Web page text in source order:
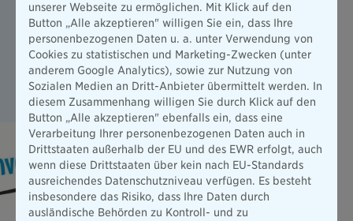
So funktioniert's mit dem AktivPlus-
Bonus der vivida bkk
Wie Sie sich als vivida bkk Mitglied den Zuschuss zu Ihrer
Zahnzusatzversicherung der Bayerischen sichern können,
erfahren Sie im Video.
unserer Webseite zu ermöglichen. Mit Klick auf den
Button „Alle akzeptieren" willigen Sie ein, dass Ihre
personenbezogenen Daten u. a. unter Verwendung von
Cookies zu statistischen und Marketing-Zwecken (unter
anderem Google Analytics), sowie zur Nutzung von
Sozialen Medien an Dritt-Anbieter übermittelt werden. In
diesem Zusammenhang willigen Sie durch Klick auf den
Button „Alle akzeptieren" ebenfalls ein, dass eine
Verarbeitung Ihrer personenbezogenen Daten auch in
Drittstaaten außerhalb der EU und des EWR erfolgt, auch
wenn diese Drittstaaten über kein nach EU-Standards
ausreichendes Datenschutzniveau verfügen. Es besteht
insbesondere das Risiko, dass Ihre Daten durch
ausländische Behörden zu Kontroll- und zu